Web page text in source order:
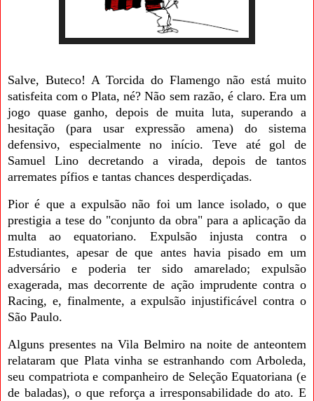
Salve, Buteco! A Torcida do Flamengo não está muito
satisfeita com o Plata, né? Não sem razão, é claro. Era um
jogo quase ganho, depois de muita luta, superando a
hesitação (para usar expressão amena) do sistema
defensivo, especialmente no início. Teve atégol de
Samuel Lino decretando a virada, depois de tantos
arremates pífios e tantas chances desperdiçadas.
Pior é que a expulsão não foi um lance isolado, o que
prestigia a tese do "conjunto da obra" para a aplicação da
multa ao equatoriano. Expulsão injusta contra o
Estudiantes, apesar de que antes havia pisado em um
adversário e poderia ter sido amarelado; expulsão
exagerada, mas decorrente de ação imprudente contra o
Racing, e, finalmente, a expulsão injustificável contra o
São Paulo.
Alguns presentes na Vila Belmiro na noite de anteontem
relataram que Plata vinha se estranhando com Arboleda,
seu compatriota e companheiro de Seleção Equatoriana (e
de baladas), o que reforça a irresponsabilidade do ato. E